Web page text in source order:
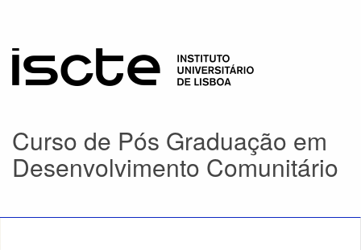
Curso de Pós Graduação em
Desenvolvimento Comunitário